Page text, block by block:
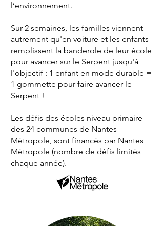
l’environnement.
Sur 2 semaines, les familles viennent
autrement qu'en voiture et les enfants
remplissent la banderole de leur école
pour avancer sur le Serpent jusqu'à
l'objectif : 1 enfant en mode durable =
1 gommette pour faire avancer le
Serpent !
Les défis des écoles niveau primaire
des 24 communes de Nantes
Métropole, sont financés par Nantes
Métropole (nombre de défis limités
chaque année).